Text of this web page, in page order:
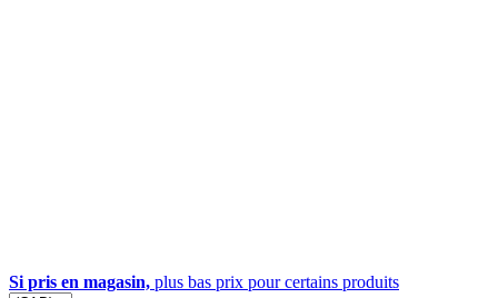
Si pris en magasin, plus bas prix pour certains produits